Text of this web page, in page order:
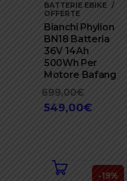
BATTERIE EBIKE
OFFERTE
Bianchi Phylion
BN18 Batteria
36V 14Ah
500Wh Per
Motore Bafang
699,00€
prezzo
549,00€
549,00€.
-19%